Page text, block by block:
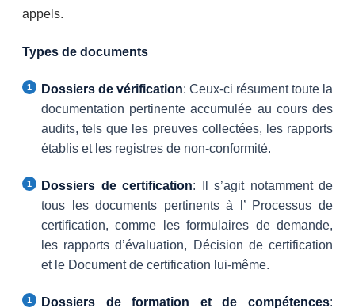
appels.
Types de documents
Dossiers de vérification: Ceux-ci résument toute la
documentation pertinente accumulée au cours des
audits, tels que les preuves collectées, les rapports
établis et les registres de non-conformité.
Dossiers de certification: Il s’agit notamment de
tous les documents pertinents à l’ Processus de
certification, comme les formulaires de demande,
les rapports d’évaluation, Décision de certification
et le Document de certification lui-même.
Dossiers de formation et de compétences: